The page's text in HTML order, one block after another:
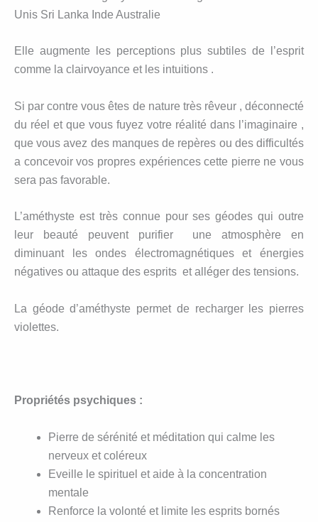
Unis Sri Lanka Inde Australie
Elle augmente les perceptions plus subtiles de l’esprit
comme la clairvoyance et les intuitions .
Si par contre vous êtes de nature très rêveur , déconnecté
du réel et que vous fuyez votre réalité dans l’imaginaire ,
que vous avez des manques de repères ou des difficultés
a concevoir vos propres expériences cette pierre ne vous
sera pas favorable.
L’améthyste est très connue pour ses géodes qui outre
leur beauté peuvent purifier une atmosphère en
diminuant les ondes électromagnétiques et énergies
négatives ou attaque des esprits et alléger des tensions.
La géode d’améthyste permet de recharger les pierres
violettes.
Propriétés psychiques :
Pierre de sérénité et méditation qui calme les
nerveux et coléreux
Eveille le spirituel et aide à la concentration
mentale
Renforce la volonté et limite les esprits bornés